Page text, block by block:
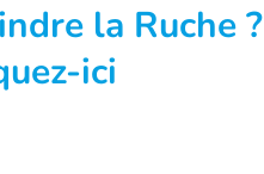
la Ruche ?
ici